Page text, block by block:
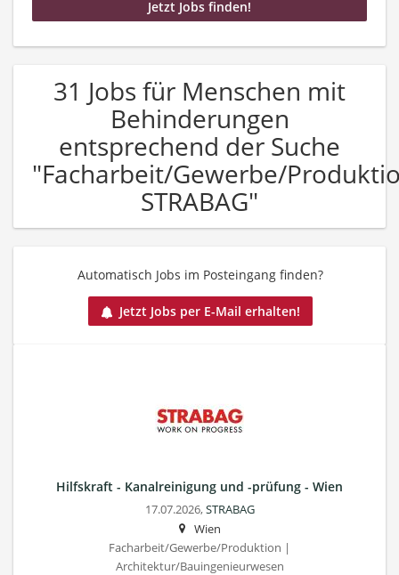
31 Jobs für Menschen mit
Behinderungen
entsprechend der Suche
"Facharbeit/Gewerbe/
STRABAG"
Automatisch Jobs im Posteingang finden?
Jetzt Jobs per E-Mail erhalten!
Hilfskraft - Kanalreinigung und -prüfung - Wien
17.07.2026,STRABAG
Wien
Facharbeit/Gewerbe/Produktion |
Architektur/Bauingenieurwesen